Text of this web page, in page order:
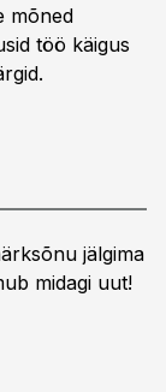
mõned
töö käigus
jälgima
midagi uut!